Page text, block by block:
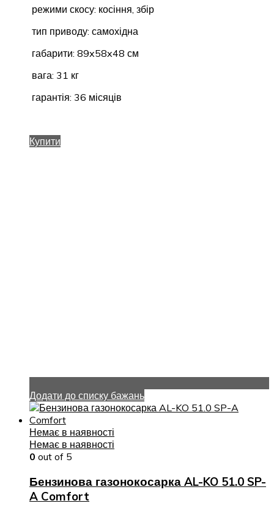
режими скосу: косіння, збір
тип приводу: самохідна
габарити: 89x58x48 см
вага: 31 кг
гарантія: 36 місяців
Купити
Додати до списку бажань
Немає в наявності
Немає в наявності
0 out of 5
Бензинова газонокосарка AL-KO 51.0 SP-
A Comfort